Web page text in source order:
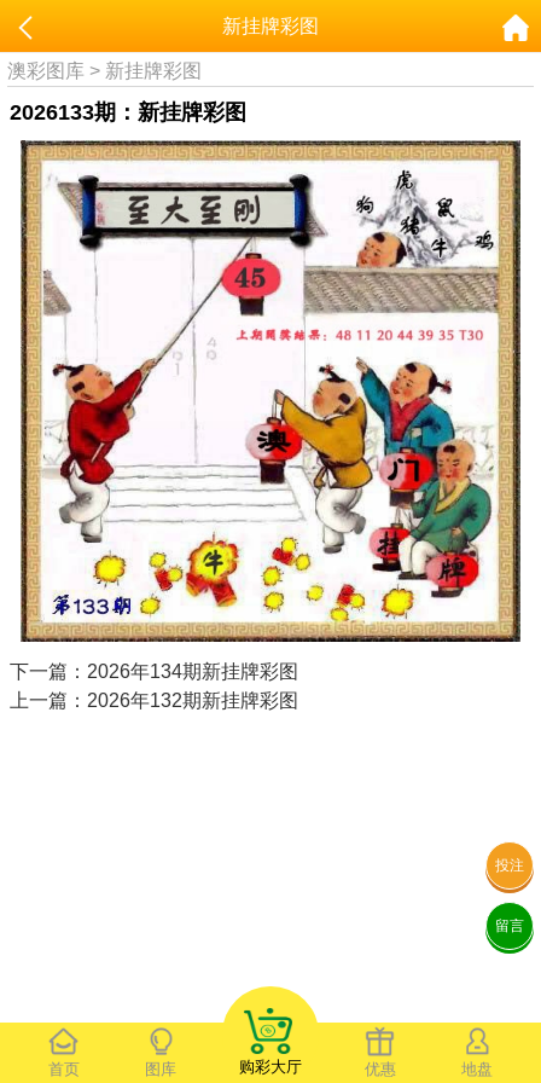
首页 图库 购彩大厅 优惠 地盘
投注
留言
新挂牌彩图
澳彩图库 > 新挂牌彩图
2026133期：新挂牌彩图
下一篇：2026年134期新挂牌彩图
上一篇：2026年132期新挂牌彩图